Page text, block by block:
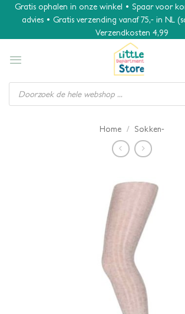
Gratis ophalen in onze winkel • Spaar voor
advies • Gratis verzending vanaf 75,- in NL
Verzendkosten 4,99
Producten
zoeken
Home / Sokken-